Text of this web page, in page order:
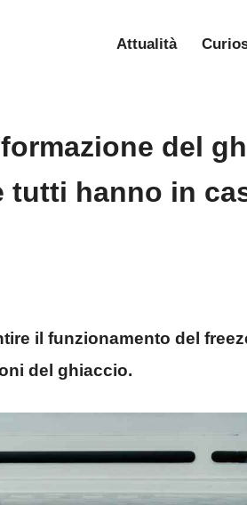
Attualità
del
tutti hanno in
il funzionamento del
del ghiaccio.